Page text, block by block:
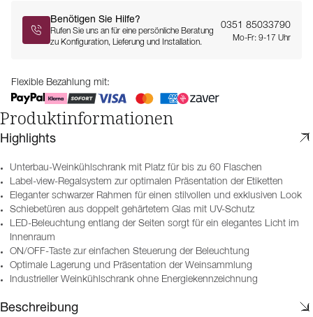
Benötigen Sie Hilfe?
Rufen Sie uns an für eine persönliche Beratung
zu Konfiguration, Lieferung und Installation.
0351 85033790
Mo-Fr: 9-17 Uhr
Flexible Bezahlung mit:
Produktinformationen
Highlights
Unterbau-Weinkühlschrank mit Platz für bis zu 60 Flaschen
Label-view-Regalsystem zur optimalen Präsentation der Etiketten
Eleganter schwarzer Rahmen für einen stilvollen und exklusiven Look
Schiebetüren aus doppelt gehärtetem Glas mit UV-Schutz
LED-Beleuchtung entlang der Seiten sorgt für ein elegantes Licht im
Innenraum
ON/OFF-Taste zur einfachen Steuerung der Beleuchtung
Optimale Lagerung und Präsentation der Weinsammlung
Industrieller Weinkühlschrank ohne Energiekennzeichnung
Beschreibung